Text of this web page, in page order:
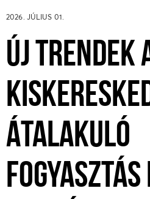
2026. JÚLIUS 01.
ÚJ TRENDEK
ÁTALAKULÓ
FOGYASZTÁS